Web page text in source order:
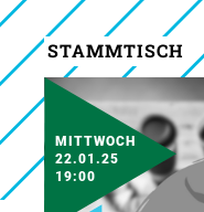
STAMMTISCH
MITTWOCH
22.01.25
19:00